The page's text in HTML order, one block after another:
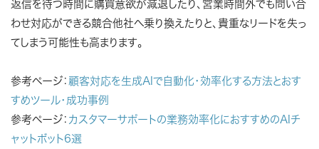
返信を待つ時間に購買意欲が減退したり、営業時間外でも問い合
わせ対応ができる競合他社へ乗り換えたりと、貴重なリードを失っ
てしまう可能性も高まります。
参考ページ： 顧客対応を生成AIで自動化・効率化する方法とおす
すめツール・成功事例
参考ページ： カスタマーサポートの業務効率化におすすめのAIチ
ャットボット6選